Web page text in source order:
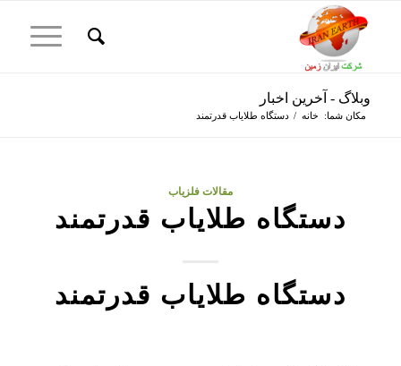
وبلاگ - آخرین اخبار
مکان شما: خانه / دستگاه طلایاب قدرتمند
مقالات فلزیاب
دستگاه طلایاب قدرتمند
دستگاه طلایاب قدرتمند